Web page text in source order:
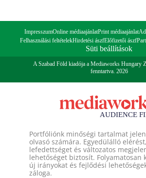
ImpresszumOnline médiaajánlatPrint médiaajánlat
Felhasználási feltételekHirdetési ászfElőfizetői ászf
Süti beállítások
A Szabad Föld kiadója a Mediaworks Hungary
fenntartva. 2026
Portfóliónk minőségi tartalmat
olvasó számára. Egyedülálló
lefedettséget és változatos
lehetőséget biztosít. Folyamatosan
új irányokat és fejlődési
záloga.